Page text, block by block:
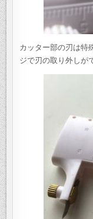
カッター部の刃は特
ジで刃の取り外しが